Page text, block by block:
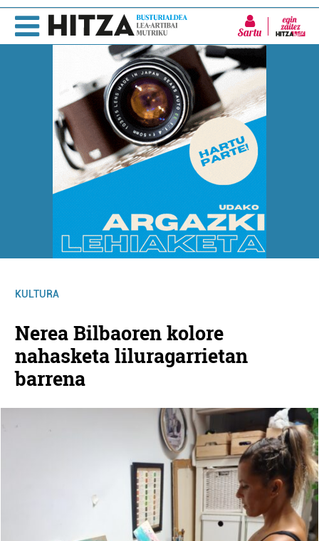
Sartu
KULTURA
Nerea Bilbaoren kolore
nahasketa liluragarrietan
barrena